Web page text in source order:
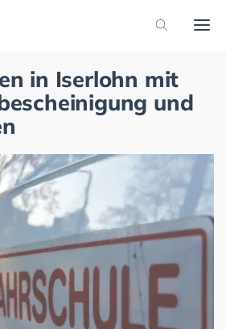
in Iserlohn mit
und